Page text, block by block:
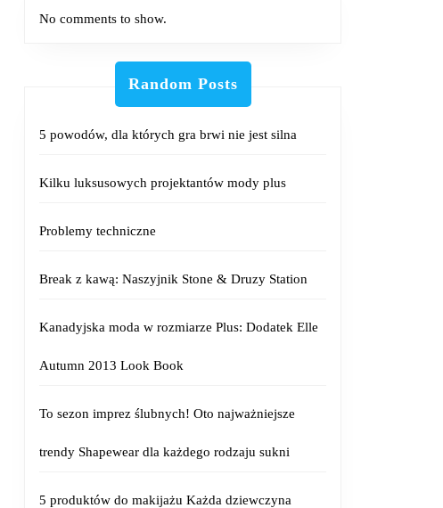
No comments to show.
Random Posts
5 powodów, dla których gra brwi nie jest silna
Kilku luksusowych projektantów mody plus
Problemy techniczne
Break z kawą: Naszyjnik Stone & Druzy Station
Kanadyjska moda w rozmiarze Plus: Dodatek Elle
Autumn 2013 Look Book
To sezon imprez ślubnych! Oto najważniejsze
trendy Shapewear dla każdego rodzaju sukni
5 produktów do makijażu Każda dziewczyna